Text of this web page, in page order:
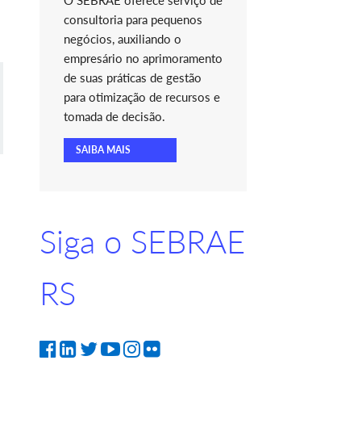
consultoria para pequenos
negócios, auxiliando o
empresário no aprimoramento
de suas práticas de gestão
para otimização de recursos e
tomada de decisão.
SAIBA MAIS
Siga o SEBRAE
RS